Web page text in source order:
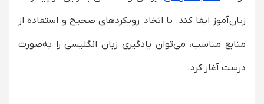
زبان‌آموز ایفا کند. با اتخاذ رویکردهای صحیح و استفاده از
منابع مناسب، می‌توان یادگیری زبان انگلیسی را به‌صورت
درست آغاز کرد.